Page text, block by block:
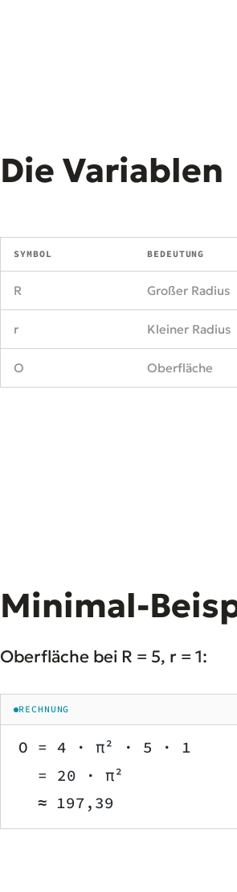
Die Variablen
SYMBOL BEDEUTUNG
R Großer Radius
r Kleiner Radius
O Oberfläche
Minimal-
Oberfläche bei R = 5, r = 1:
RECHNUNG
O = 4 · π² · 5 · 1
  = 20 · π²
  ≈ 197,39